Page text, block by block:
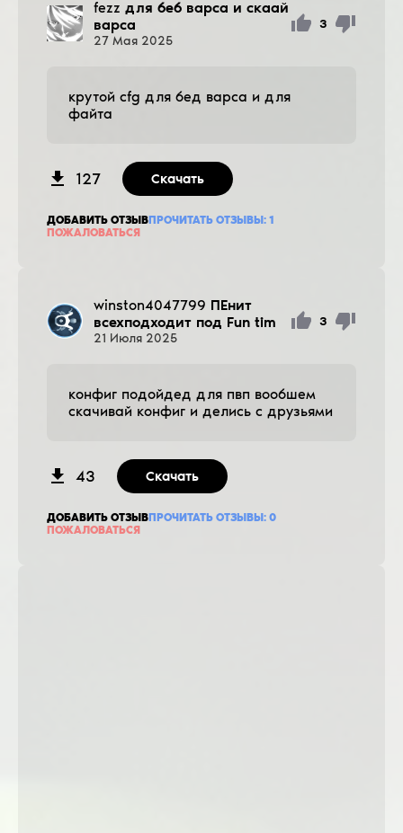
fezz для беб варса и скаай
варса
27 Мая 2025
3
крутой cfg для бед варса и для
файта
127 Скачать
ДОБАВИТЬ ОТЗЫВПРОЧИТАТЬ ОТЗЫВЫ: 1
ПОЖАЛОВАТЬСЯ
winston4047799 ПЕнит
всехподходит под Fun tim
21 Июля 2025
3
конфиг подойдед для пвп вообшем
скачивай конфиг и делись с друзьями
43 Скачать
ДОБАВИТЬ ОТЗЫВПРОЧИТАТЬ ОТЗЫВЫ: 0
ПОЖАЛОВАТЬСЯ